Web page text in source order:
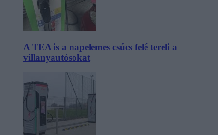
A TEA is a napelemes csúcs felé tereli a
villanyautósokat